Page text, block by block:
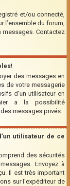
et/ou connecté,
l’ensemble du forum,
messages. Contactez
des messages en
de votre messagerie
d’un utilisateur en
a la possibilité
messages privés.
utilisateur de ce
des sécurités
Envoyez à
Il est très important
sur l’expéditeur de